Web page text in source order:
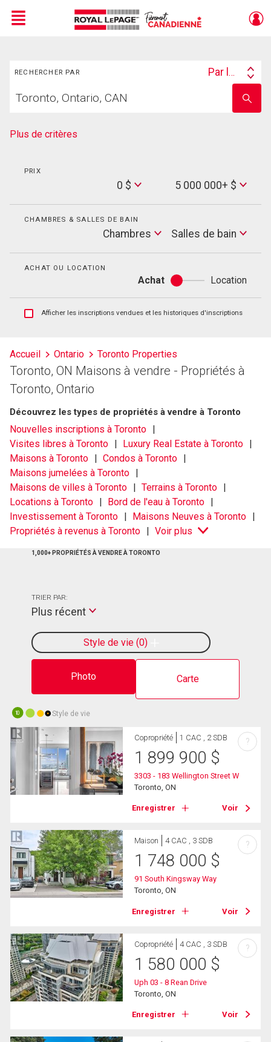
Menu
RECHERCHER PAR
Search
Par lieu
votre
nom
Plus de critères
PRIX
0 $
Max
Price
5 000 000+ $
CHAMBRES & SALLES DE BAIN
Chambres
Salles
de
Salles de bain
ACHAT OU LOCATION
Achat
Achat
ou
location
Location
Afficher
et
les
historiques
d'inscriptions
Afficher les inscriptions vendues et les historiques d'inscriptions
Accueil Ontario Toronto Properties
Toronto, ON Maisons à vendre - Propriétés à
Toronto, Ontario
Découvrez les types de propriétés à vendre à Toronto
Nouvelles inscriptions à Toronto
Visites libres à Toronto
Luxury Real Estate à Toronto
Maisons à Toronto
Condos à Toronto
Maisons jumelées à Toronto
Maisons de villes à Toronto
Terrains à Toronto
Locations à Toronto
Bord de l'eau à Toronto
Investissement à Toronto
Maisons Neuves à Toronto
Propriétés à revenus à Toronto
Voir plus
1,000+ PROPRIÉTÉS À VENDRE À TORONTO
Photo Carte
Style de vie 0
TRIER PAR:
Plus récent
10 Style de vie
Copropriété 1 CAC , 2 SDB
1 899 900 $
3303 - 183 Wellington Street W
Toronto, ON
Enregistrer Voir
?
Maison 4 CAC , 3 SDB
1 748 000 $
91 South Kingsway Way
Toronto, ON
Enregistrer Voir
?
Copropriété 4 CAC , 3 SDB
1 580 000 $
Uph 03 - 8 Rean Drive
Toronto, ON
Enregistrer Voir
?